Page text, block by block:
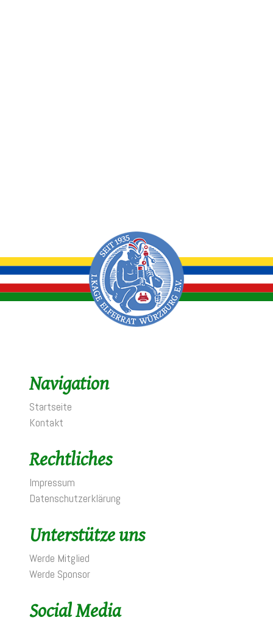
Navigation
Startseite
Kontakt
Rechtliches
Impressum
Datenschutzerklärung
Unterstütze uns
Werde Mitglied
Werde Sponsor
Social Media